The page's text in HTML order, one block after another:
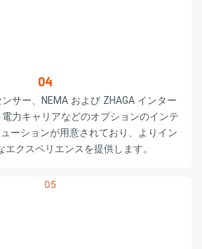
04
サー、NEMA および ZHAGA インター
力キャリアなどのオプションのインテ
ーションが用意されており、よりイン
エクスペリエンスを提供します。